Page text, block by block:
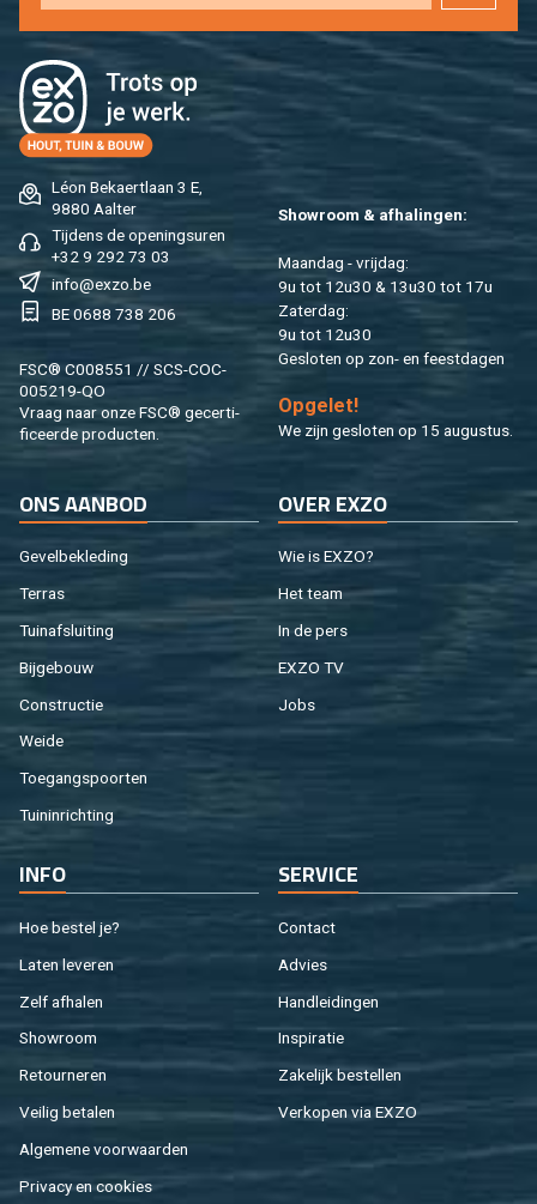
Léon Be­kaert­laan 3 E,
9880 Aal­ter
Tij­dens de ope­nings­uren
+32 9 292 73 03
info@​exzo.​be
BE 0688 738 206
FSC® C008551 // SCS-COC-
005219-QO
Vraag naar onze FSC® ge­cer­ti­
fi­ceer­de pro­duc­ten.
Show­room & af­ha­lin­gen:
Maan­dag - vrij­dag:
9u tot 12u30 & 13u30 tot 17u
Za­ter­dag:
9u tot 12u30
Ge­slo­ten op zon- en feest­da­gen
Op­ge­let!
We zijn ge­slo­ten op 15 au­gus­tus.
ONS AAN­BOD
Ge­vel­be­kle­ding
Ter­ras
Tuin­af­slui­ting
Bij­ge­bouw
Con­struc­tie
Weide
Toe­gangs­poor­ten
Tuin­in­rich­ting
OVER EXZO
Wie is EXZO?
Het team
In de pers
EXZO TV
Jobs
INFO
Hoe be­stel je?
Laten le­ve­ren
Zelf af­ha­len
Show­room
Re­tour­ne­ren
Vei­lig be­ta­len
Al­ge­me­ne voor­waar­den
Pri­va­cy en coo­kies
SER­VI­CE
Con­tact
Ad­vies
Hand­lei­din­gen
In­spi­ra­tie
Za­ke­lijk be­stel­len
Ver­ko­pen via EXZO